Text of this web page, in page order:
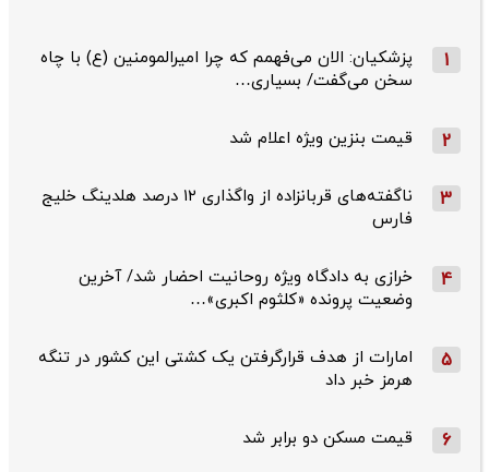
1
پزشکیان: الان می‌فهمم که چرا امیرالمومنین (ع) با چاه
سخن می‌گفت/ بسیاری…
2 قیمت بنزین ویژه اعلام شد
3
ناگفته‌های قربانزاده از واگذاری ۱۲ درصد هلدینگ خلیج
فارس
4
خرازی به دادگاه ویژه روحانیت احضار شد/ آخرین
وضعیت پرونده «کلثوم اکبری»…
5
امارات از هدف قرارگرفتن یک کشتی این کشور در تنگه
هرمز خبر داد
6 قیمت مسکن دو برابر شد